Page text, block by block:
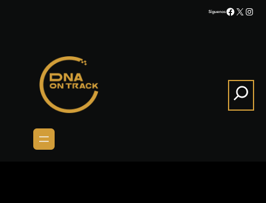
SíguenosFacebook
X
Search